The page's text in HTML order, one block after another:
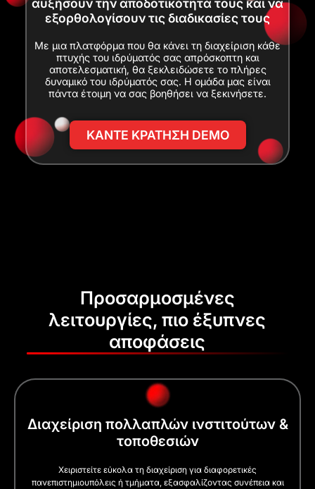
εξορθολογίσουν τις διαδικασίες τους
Με μια πλατφόρμα που θα κάνει τη διαχείριση κάθε
πτυχής του ιδρύματός σας απρόσκοπτη και
αποτελεσματική, θα ξεκλειδώσετε το πλήρες
δυναμικό του ιδρύματός σας. Η ομάδα μας είναι
πάντα έτοιμη να σας βοηθήσει να ξεκινήσετε.
ΚΑΝΤΕ ΚΡΑΤΗΣΗ DEMO
Προσαρμοσμένες
λειτουργίες, πιο έξυπνες
αποφάσεις
Διαχείριση πολλαπλών ινστιτούτων &
τοποθεσιών
Χειριστείτε εύκολα τη διαχείριση για διαφορετικές
πανεπιστημιουπόλεις ή τμήματα, εξασφαλίζοντας συνέπεια και